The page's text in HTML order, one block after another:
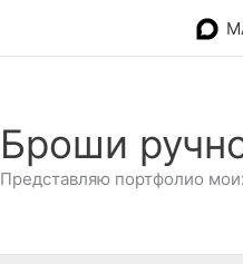
Броши
Представляю портфолио